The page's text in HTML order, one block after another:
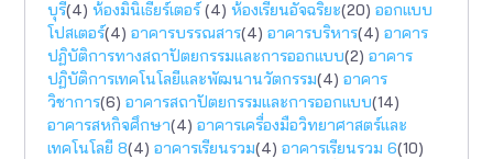
บุรี(4) ห้องมินิเธียร์เตอร์(4) ห้องเรียนอัจฉริยะ(20) ออกแบบ
โปสเตอร์(4) อาคารบรรณสาร(4) อาคารบริหาร(4) อาคาร
ปฏิบัติการทางสถาปัตยกรรมเเละการออกแบบ(2) อาคาร
ปฏิบัติการเทคโนโลยีและพัฒนานวัตกรรม(4) อาคาร
วิชาการ(6) อาคารสถาปัตยกรรมและการออกแบบ(14)
อาคารสหกิจศึกษา(4) อาคารเครื่องมือวิทยาศาสตร์และ
เทคโนโลยี 8(4) อาคารเรียนรวม(4) อาคารเรียนรวม 6(10)